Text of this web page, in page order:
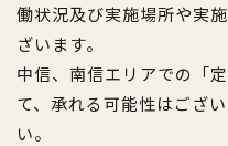
働状況及び実施場所や実
ざいます。
中信、南信エリアでの「
て、承れる可能性はござ
い。